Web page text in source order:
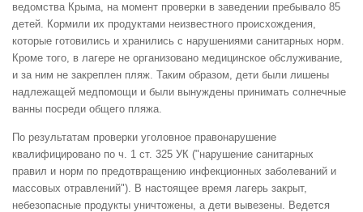
ведомства Крыма, на момент проверки в заведении пребывало 85
детей. Кормили их продуктами неизвестного происхождения,
которые готовились и хранились с нарушениями санитарных норм.
Кроме того, в лагере не организовано медицинское обслуживание,
и за ним не закреплен пляж. Таким образом, дети были лишены
надлежащей медпомощи и были вынуждены принимать солнечные
ванны посреди общего пляжа.
По результатам проверки уголовное правонарушение
квалифицировано по ч. 1 ст. 325 УК ("нарушение санитарных
правил и норм по предотвращению инфекционных заболеваний и
массовых отравлений"). В настоящее время лагерь закрыт,
небезопасные продукты уничтожены, а дети вывезены. Ведется